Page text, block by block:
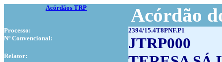
Acórdãos TRP Acórdão
Processo:
2394/15.4T8PNF.P1
Nº Convencional:
JTRP000
Relator: